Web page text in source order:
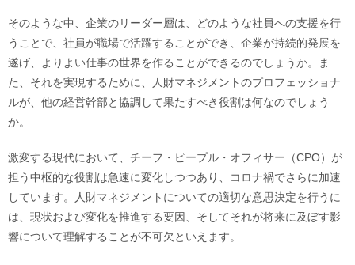
そのような中、企業のリーダー層は、どのような社員への⽀援を行
うことで、社員が職場で活躍することができ、企業が持続的発展を
遂げ、よりよい仕事の世界を作ることができるのでしょうか。ま
た、それを実現するために、⼈財マネジメントのプロフェッショナ
ルが、他の経営幹部と協調して果たすべき役割は何なのでしょう
か。
激変する現代において、チーフ・ピープル・オフィサー（CPO）が
担う中枢的な役割は急速に変化しつつあり、コロナ禍でさらに加速
しています。⼈財マネジメントについての適切な意思決定を⾏うに
は、現状および変化を推進する要因、そしてそれが将来に及ぼす影
響について理解することが不可⽋といえます。